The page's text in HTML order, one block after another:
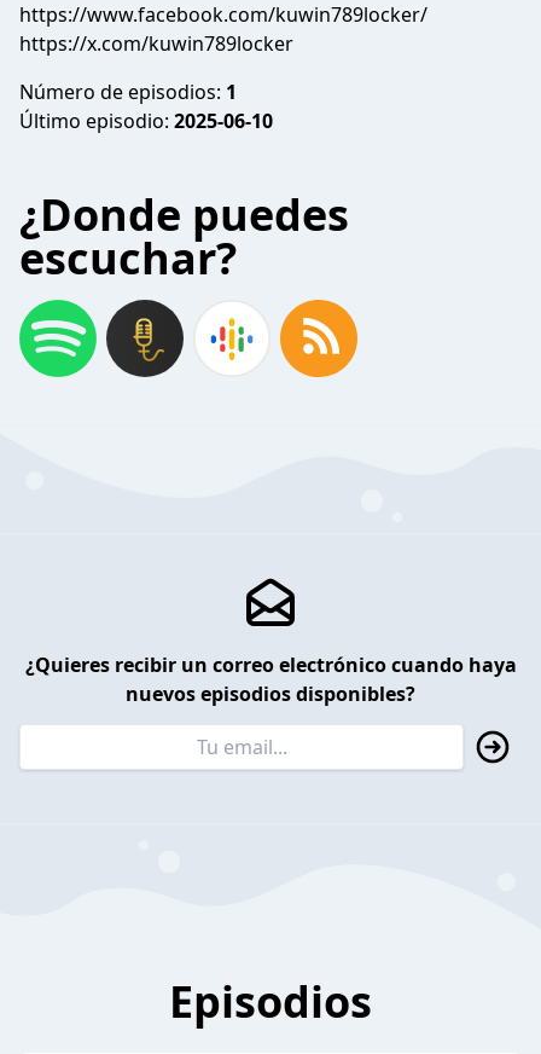
https://www.facebook.com/kuwin789locker/
https://x.com/kuwin789locker
Número de episodios: 1
Último episodio: 2025-06-10
¿Donde puedes
escuchar?
¿Quieres recibir un correo electrónico cuando haya
nuevos episodios disponibles?
Episodios